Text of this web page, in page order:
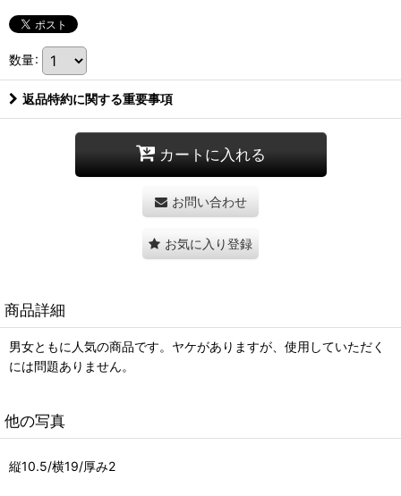
数量:
返品特約に関する重要事項
カートに入れる
お問い合わせ
お気に入り登録
商品詳細
男女ともに人気の商品です。ヤケがありますが、使用していただく
には問題ありません。
他の写真
縦10.5/横19/厚み2